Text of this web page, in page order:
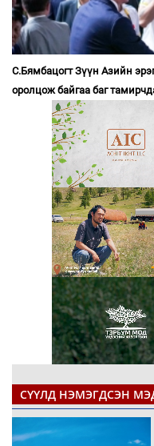
С.Бямбацогт Зүүн Азийн
оролцож байгаа баг
СҮҮЛД НЭМЭГДСЭН